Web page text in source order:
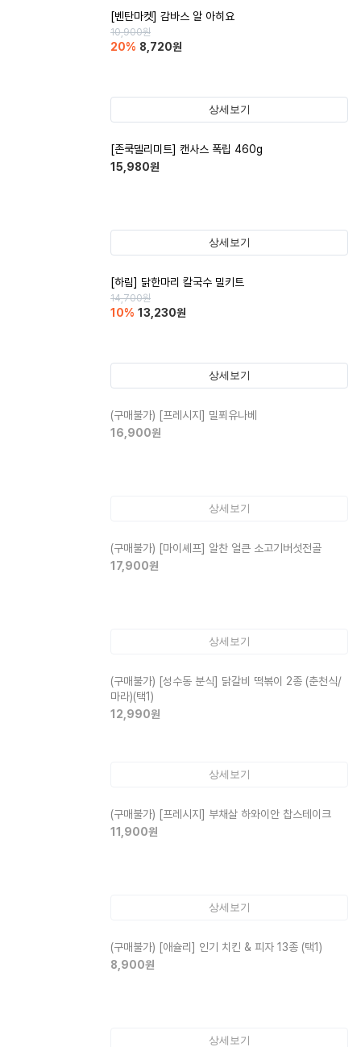
[벤탄마켓] 감바스 알 아히요
10,900원
20% 8,720원
상세보기
[존쿡델리미트] 캔사스 폭립 460g
15,980원
상세보기
[하림] 닭한마리 칼국수 밀키트
14,700원
10% 13,230원
상세보기
(구매불가) [프레시지] 밀푀유나베
16,900원
상세보기
(구매불가) [마이셰프] 알찬 얼큰 소고기버섯전골
17,900원
상세보기
(구매불가) [성수동 분식] 닭갈비 떡볶이 2종 (춘천식/
마라)(택1)
12,990원
상세보기
(구매불가) [프레시지] 부채살 하와이안 찹스테이크
11,900원
상세보기
(구매불가) [애슐리] 인기 치킨 & 피자 13종 (택1)
8,900원
상세보기